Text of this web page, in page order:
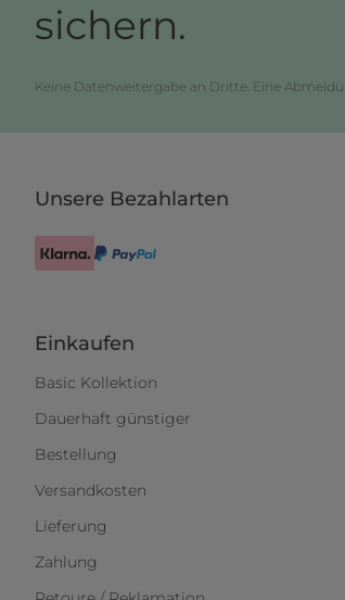
sichern.
Keine Datenweitergabe an Dritte. Eine
Unsere Bezahlarten
Einkaufen
Basic Kollektion
Dauerhaft günstiger
Bestellung
Versandkosten
Lieferung
Zahlung